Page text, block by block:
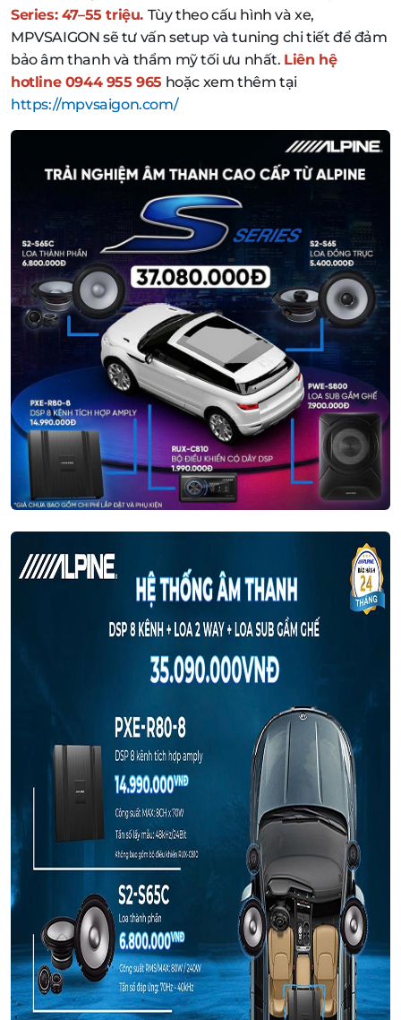
Series: 47–55 triệu. Tùy theo cấu hình và xe,
MPVSAIGON sẽ tư vấn setup và tuning chi tiết để đảm
bảo âm thanh và thẩm mỹ tối ưu nhất. Liên hệ
hotline 0944 955 965 hoặc xem thêm tại
https://mpvsaigon.com/